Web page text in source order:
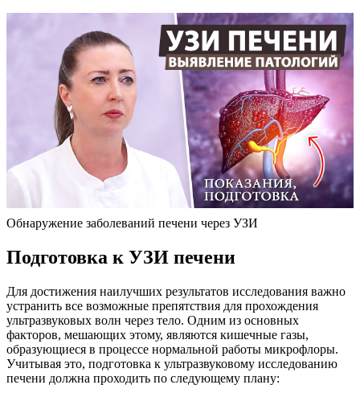
Обнаружение заболеваний печени через УЗИ
Подготовка к УЗИ печени
Для достижения наилучших результатов исследования важно
устранить все возможные препятствия для прохождения
ультразвуковых волн через тело. Одним из основных
факторов, мешающих этому, являются кишечные газы,
образующиеся в процессе нормальной работы микрофлоры.
Учитывая это, подготовка к ультразвуковому исследованию
печени должна проходить по следующему плану: